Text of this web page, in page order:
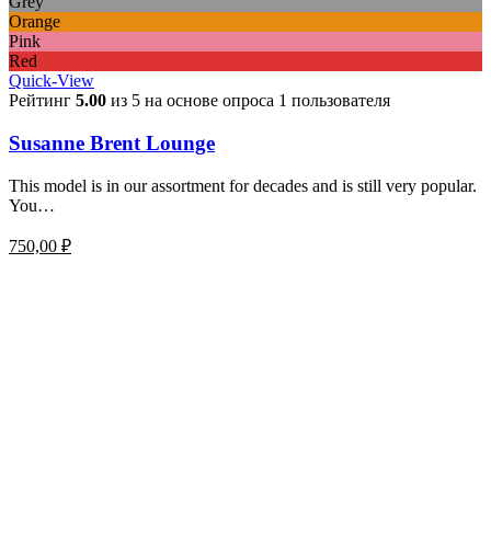
Orange
Pink
Red
Quick-View
Рейтинг 5.00 из 5 на основе опроса 1 пользователя
Susanne Brent Lounge
This model is in our assortment for decades and is still very popular.
You…
750,00 ₽